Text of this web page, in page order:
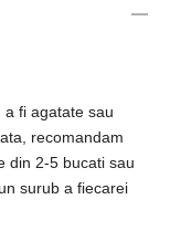
a fi agatate sau
recomandam
din 2-5 bucati sau
surub a fiecarei